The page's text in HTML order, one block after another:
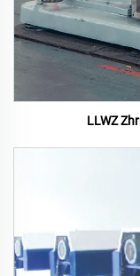
LLWZ